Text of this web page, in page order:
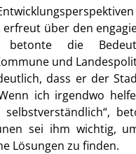
über den
betonte die
und
dass er der
ich irgendwo
sei ihm wichtig,
Lösungen zu finden.